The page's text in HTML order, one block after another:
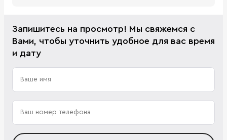
Запишитесь на просмотр! Мы свяжемся с
Вами, чтобы уточнить удобное для вас время
и дату